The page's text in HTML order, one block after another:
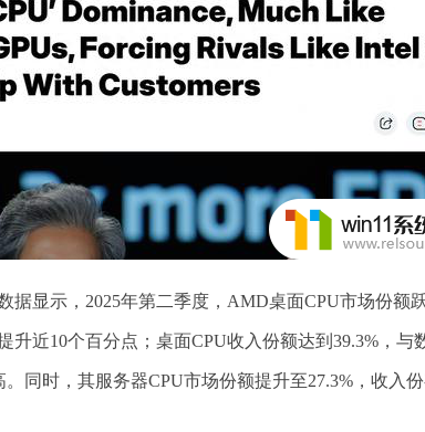
据显示，2025年第二季度，AMD桌面CPU市场份额
升近10个百分点；桌面CPU收入份额达到39.3%，与
同时，其服务器CPU市场份额提升至27.3%，收入